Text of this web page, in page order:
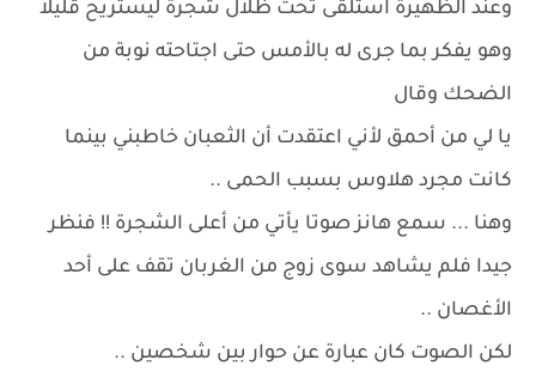
وعند الظهيرة استلقى تحت ظلال شجرة ليستريح قليلا
وهو يفكر بما جرى له بالأمس حتى اجتاحته نوبة من
الضحك وقال
يا لي من أحمق لأني اعتقدت أن الثعبان خاطبني بينما
كانت مجرد هلاوس بسبب الحمى ..
وهنا ... سمع هانز صوتا يأتي من أعلى الشجرة !! فنظر
جيدا فلم يشاهد سوى زوج من الغربان تقف على أحد
الأغصان ..
لكن الصوت كان عبارة عن حوار بين شخصين ..